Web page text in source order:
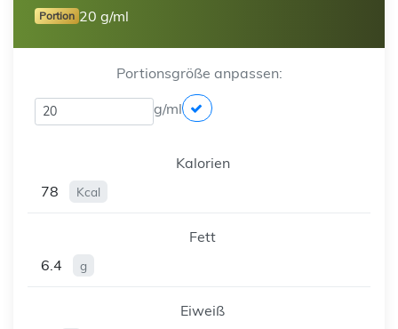
Portion 20 g/ml
Portionsgröße anpassen:
g/ml
Kalorien
78
Kcal
Fett
6.4
g
Eiweiß